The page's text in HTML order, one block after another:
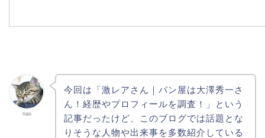
nao
今回は「激レアさん｜パン屋は大澤秀一さ
ん！経歴やプロフィールを調査！」という
記事だったけど、このブログでは話題とな
りそうな人物や出来事を多数紹介している